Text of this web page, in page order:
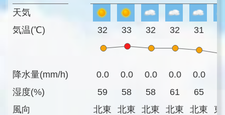
天気
気温(℃)
降水量(mm/h)
湿度(%)
風向
32 33 32 32 31
0.0 0.0 0.0 0.0 0.0
59
58 58 61 65
北東
北東 北東 北東 北東 東